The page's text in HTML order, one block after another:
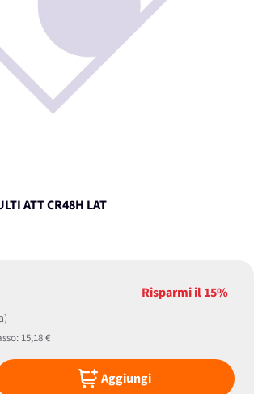
ATT CR48H LAT
Risparmi il15%
15,18 €
Aggiungi